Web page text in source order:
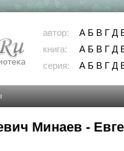
автор: А Б В Г Д
книга:
А Б В Г Д
серия:
А Б В Г Д
Минаев -